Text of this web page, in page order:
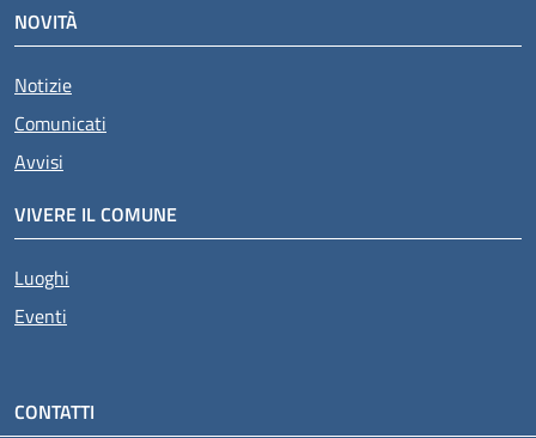
NOVITÀ
Notizie
Comunicati
Avvisi
VIVERE IL COMUNE
Luoghi
Eventi
CONTATTI